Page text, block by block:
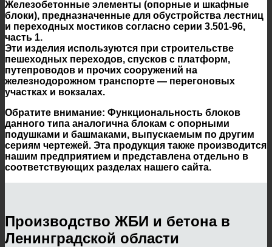
Железобетонные элементы (опорные и шкафные
блоки), предназначенные для обустройства лестниц
и переходных мостиков согласно серии 3.501-96,
часть 1.
Эти изделия используются при строительстве
пешеходных переходов, спусков с платформ,
путепроводов и прочих сооружений на
железнодорожном транспорте — перегоновых
участках и вокзалах.
Обратите внимание: Функциональность блоков
данного типа аналогична блокам с опорными
подушками и башмаками, выпускаемым по другим
сериям чертежей. Эта продукция также производится
нашим предприятием и представлена отдельно в
соответствующих разделах нашего сайта.
Производство ЖБИ и бетона в
Ленинградской области